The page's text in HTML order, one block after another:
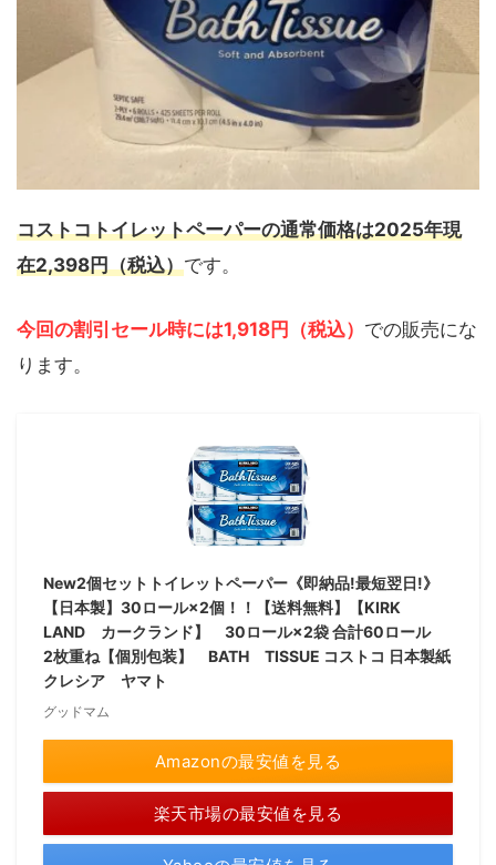
コストコトイレットペーパーの通常価格は2025年現
在2,398円（税込）です。
今回の割引セール時には1,918円（税込） での販売にな
ります。
New2個セットトイレットペーパー《即納品!最短翌日!》
【日本製】30ロール×2個！！【送料無料】【KIRK
LAND カークランド】 30ロール×2袋 合計60ロール
2枚重ね【個別包装】 BATH TISSUE コストコ 日本製紙
クレシア ヤマト
グッドマム
Amazonの最安値を見る
楽天市場の最安値を見る